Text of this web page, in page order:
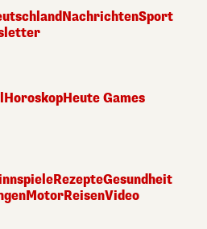
NachrichtenSport
HoroskopHeute Games
RezepteGesundheit
MotorReisenVideo